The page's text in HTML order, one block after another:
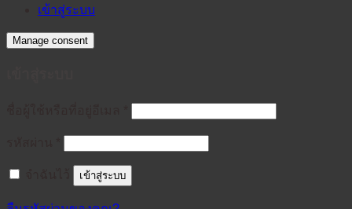
เข้าสู่ระบบ
Manage consent
เข้าสู่ระบบ